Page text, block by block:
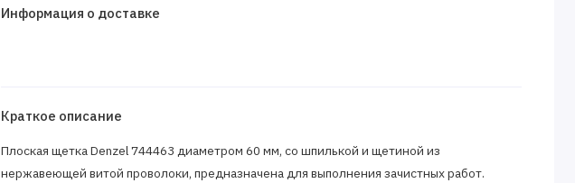
Информация о доставке
Краткое описание
Плоская щетка Denzel 744463 диаметром 60 мм, со шпилькой и щетиной из
нержавеющей витой проволоки, предназначена для выполнения зачистных работ.